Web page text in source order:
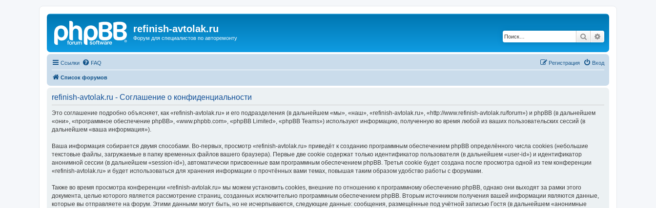
refinish-avtolak.ru
Форум для специалистов по авторемонту Поиск
Ссылки FAQ Вход
Регистрация
Список форумов
refinish-avtolak.ru - Соглашение о конфиденциальности
Это соглашение подробно объясняет, как «refinish-avtolak.ru» и его подразделения (в дальнейшем «мы», «наш», «refinish-avtolak.ru», «http://www.refinish-avtolak.ru/forum») и phpBB (в дальнейшем
«они», «программное обеспечение phpBB», «www.phpbb.com», «phpBB Limited», «phpBB Teams») используют информацию, полученную во время любой из ваших пользовательских сессий (в
дальнейшем «ваша информация»).
Ваша информация собирается двумя способами. Во-первых, просмотр «refinish-avtolak.ru» приведёт к созданию программным обеспечением phpBB определённого числа cookies (небольшие
текстовые файлы, загружаемые в папку временных файлов вашего браузера). Первые две cookie содержат только идентификатор пользователя (в дальнейшем «user-id») и идентификатор
анонимной сессии (в дальнейшем «session-id»), автоматически присвоенные вам программным обеспечением phpBB. Третья cookie будет создана после просмотра одной из тем конференции
«refinish-avtolak.ru» и будет использоваться для хранения информации о прочтённых вами темах, повышая таким образом удобство работы с форумами.
Также во время просмотра конференции «refinish-avtolak.ru» мы можем установить cookies, внешние по отношению к программному обеспечению phpBB, однако они выходят за рамки этого
документа, целью которого является рассмотрение страниц, созданных исключительно программным обеспечением phpBB. Вторым источником получения вашей информации являются данные,
которые вы отправляете на форум. Этими данными могут быть, но не исчерпываются, следующие данные: сообщения, размещённые под учётной записью Гостя (в дальнейшем «анонимные